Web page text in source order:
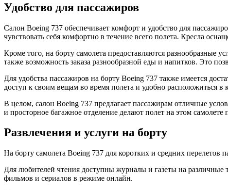
Удобство для пассажиров
Салон Boeing 737 обеспечивает комфорт и удобство для
чувствовать себя комфортно в течение всего полета. Кресла
Кроме того, на борту самолета предоставляются разнообразные
также возможность заказа разнообразной еды и напитков. Это
Для удобства пассажиров на борту Boeing 737 также имеется
доступ к своим вещам во время полета и удобно расположиться в
В целом, салон Boeing 737 предлагает пассажирам отличные
и просторное багажное отделение делают полет на этом
Развлечения и услуги на борту
На борту самолета Boeing 737 для коротких и средних перелетов
Для любителей чтения доступны журналы и газеты на
фильмов и сериалов в режиме онлайн.